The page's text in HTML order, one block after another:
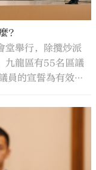
？
堂舉行，除攬炒派
九龍區有55名區議
員的宣誓為有效宣
。